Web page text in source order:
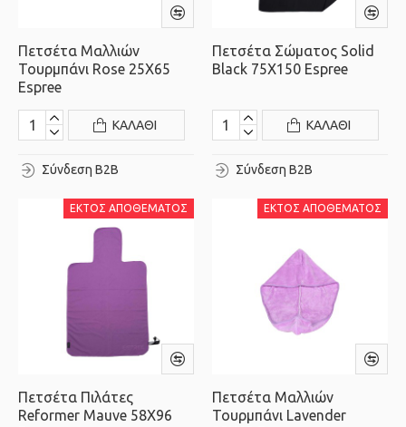
Πετσέτα Μαλλιών
Τουρμπάνι Rose 25X65
Espree
ΚΑΛΆΘΙ
Σύνδεση B2B
Πετσέτα Σώματος Solid
Black 75X150 Espree
ΚΑΛΆΘΙ
Σύνδεση B2B
ΕΚΤΌΣ ΑΠΟΘΈΜΑΤΟΣ
Πετσέτα Πιλάτες
Reformer Mauve 58X96
ΕΚΤΌΣ ΑΠΟΘΈΜΑΤΟΣ
Πετσέτα Μαλλιών
Τουρμπάνι Lavender